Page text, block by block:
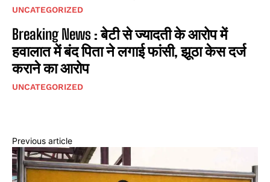
UNCATEGORIZED
Breaking News : बेटी से ज्यादती के आरोप में
हवालात में बंद पिता ने लगाई फांसी, झूठा केस दर्ज
कराने का आरोप
UNCATEGORIZED
Previous article